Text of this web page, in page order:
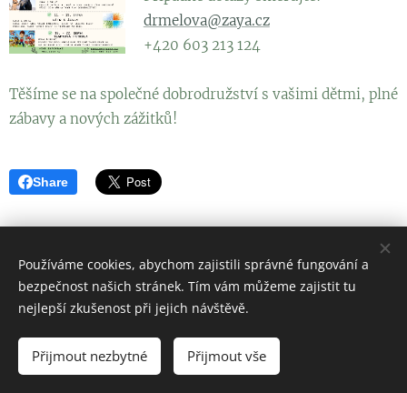
drmelova@zaya.cz
+420 603 213 124
Těšíme se na společné dobrodružství s vašimi dětmi, plné
zábavy a nových zážitků!
Share
KOMUNITNÍ ŠKOLA ZAYA a DS ZAJÍČEK
Cookies
Používáme cookies, abychom zajistili správné fungování a
bezpečnost našich stránek. Tím vám můžeme zajistit tu
nejlepší zkušenost při jejich návštěvě.
Přijmout nezbytné Přijmout vše